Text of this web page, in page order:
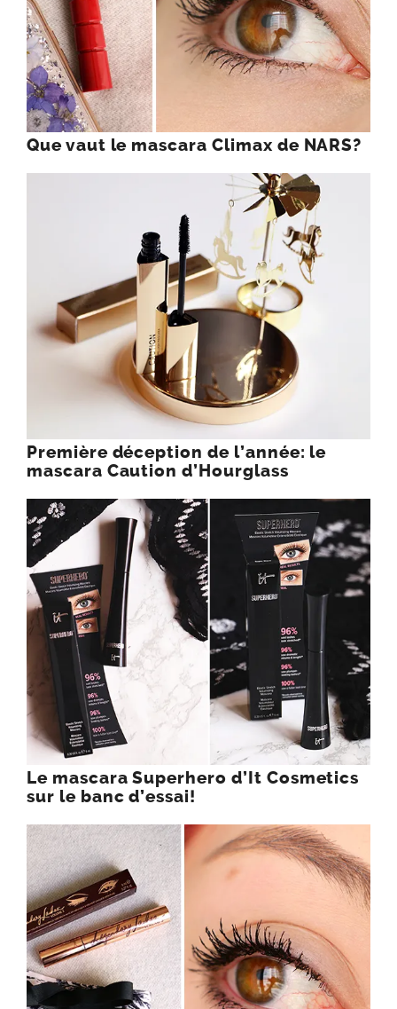
Que vaut le mascara Climax de NARS?
Première déception de l’année: le
mascara Caution d’Hourglass
Le mascara Superhero d’It Cosmetics
sur le banc d’essai!